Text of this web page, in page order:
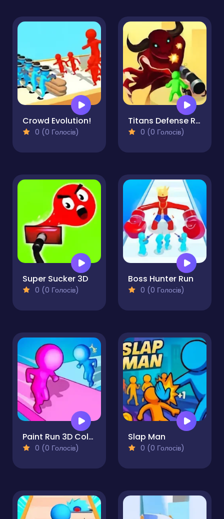
Crowd Evolution!
0 (0 Голосів)
Titans Defense Run
0 (0 Голосів)
Super Sucker 3D
0 (0 Голосів)
Boss Hunter Run
0 (0 Голосів)
Paint Run 3D Color Puzzle
0 (0 Голосів)
Slap Man
0 (0 Голосів)